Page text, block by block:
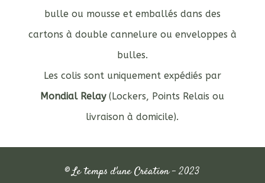
bulle ou mousse et emballés dans des
cartons à double cannelure ou enveloppes à
bulles.
Les colis sont uniquement expédiés par
Mondial Relay(Lockers, Points Relais ou
livraison à domicile).
© Le temps d'une Création - 2023